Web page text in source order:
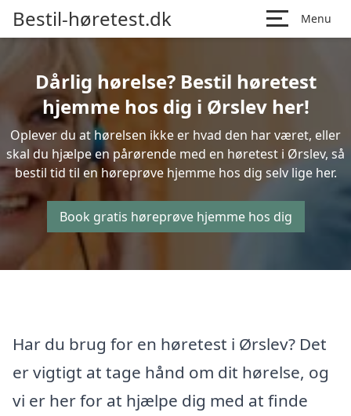
Bestil-høretest.dk Menu
Dårlig hørelse? Bestil høretest
hjemme hos dig i Ørslev her!
Oplever du at hørelsen ikke er hvad den har været, eller
skal du hjælpe en pårørende med en høretest i Ørslev, så
bestil tid til en høreprøve hjemme hos dig selv lige her.
Book gratis høreprøve hjemme hos dig
Har du brug for en høretest i Ørslev? Det
er vigtigt at tage hånd om dit hørelse, og
vi er her for at hjælpe dig med at finde